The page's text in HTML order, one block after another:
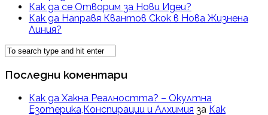
Как да се Отворим за Нови Идеи?
Как да Направя Квантов Скок в Нова Жизнена
Линия?
Последни коментари
Как да Хакна Реалността? – Окултна
Езотерика,Конспирации и Алхимия за Как